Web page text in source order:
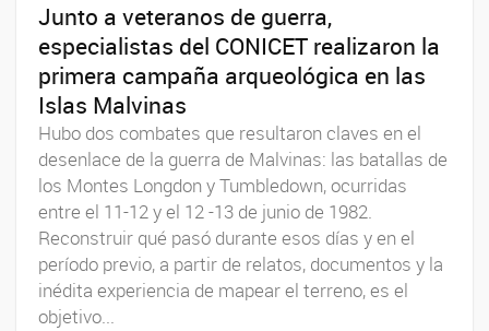
Junto a veteranos de guerra,
especialistas del CONICET realizaron la
primera campaña arqueológica en las
Islas Malvinas
Hubo dos combates que resultaron claves en el
desenlace de la guerra de Malvinas: las batallas de
los Montes Longdon y Tumbledown, ocurridas
entre el 11-12 y el 12 -13 de junio de 1982.
Reconstruir qué pasó durante esos días y en el
período previo, a partir de relatos, documentos y la
inédita experiencia de mapear el terreno, es el
objetivo...